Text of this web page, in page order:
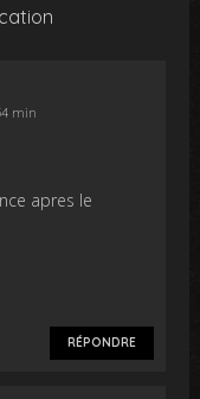
min
apres le
RÉPONDRE